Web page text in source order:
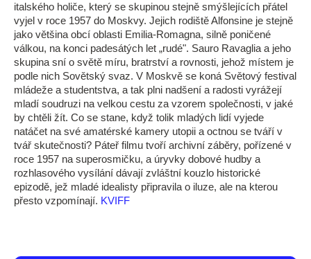
italského holiče, který se skupinou stejně smýšlejících přátel
vyjel v roce 1957 do Moskvy. Jejich rodiště Alfonsine je stejně
jako většina obcí oblasti Emilia-Romagna, silně poničené
válkou, na konci padesátých let „rudé". Sauro Ravaglia a jeho
skupina sní o světě míru, bratrství a rovnosti, jehož místem je
podle nich Sovětský svaz. V Moskvě se koná Světový festival
mládeže a studentstva, a tak plni nadšení a radosti vyrážejí
mladí soudruzi na velkou cestu za vzorem společnosti, v jaké
by chtěli žít. Co se stane, když tolik mladých lidí vyjede
natáčet na své amatérské kamery utopii a octnou se tváří v
tvář skutečnosti? Páteř filmu tvoří archivní záběry, pořízené v
roce 1957 na superosmičku, a úryvky dobové hudby a
rozhlasového vysílání dávají zvláštní kouzlo historické
epizodě, jež mladé idealisty připravila o iluze, ale na kterou
přesto vzpomínají. KVIFF